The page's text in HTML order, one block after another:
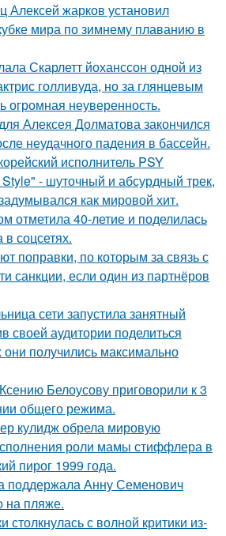
Алексей жарков установил
мира по зимнему плаванию в
Скарлетт йоханссон одной из
голливуда, но за глянцевым
неуверенность.
Алексея Долматова закончился
неудачного падения в бассейн.
исполнитель PSY
- шуточный и абсурдный трек,
как мировой хит.
отметила 40-летие и поделилась
соцсетях.
поправки, по которым за связь с
санкции, если один из партнёров
сети запустила занятный
аудитории поделиться
получились максимально
Белоусову приговорили к 3
общего режима.
кулидж обрела мировую
роли мамы стиффлера в
пирог 1999 года.
поддержала Анну Семенович
на пляже.
столкнулась с волной критики из-